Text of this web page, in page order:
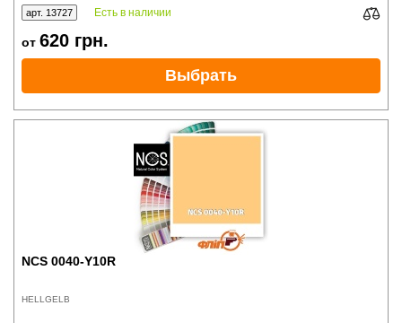
арт. 13727 Есть в наличии
от 620 грн.
Выбрать
NCS 0040-Y10R
HELLGELB